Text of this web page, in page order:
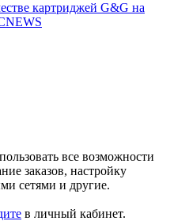
картриджей G&G на
все возможности
заказов, настройку
сетями и другие.
в личный кабинет.